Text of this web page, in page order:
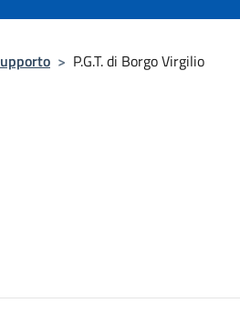
> P.G.T. di Borgo Virgilio